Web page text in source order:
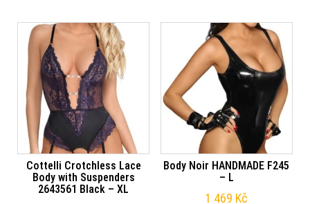
Cottelli Crotchless Lace
Body with Suspenders
2643561 Black – XL
Body Noir HANDMADE F245
– L
1 469 Kč